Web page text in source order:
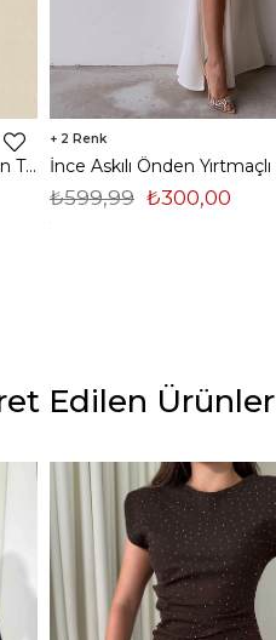
Midi Tek Kol Büzgülü Ninfe Kadın Vizon Tül Elbise 22K000524
2
₺300,00
₺599,99
Edilen Ürünler